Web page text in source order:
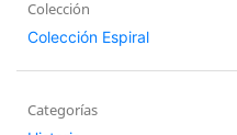
Colección
Colección Espiral
Categorías